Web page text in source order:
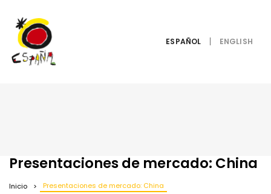
ESPAÑOL
Presentaciones de mercado: China
Inicio Presentaciones de mercado: China